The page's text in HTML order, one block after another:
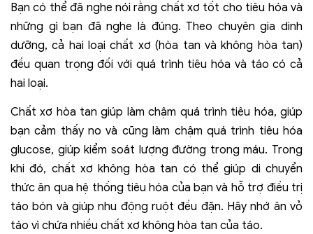
Bạn có thể đã nghe nói rằng chất xơ tốt cho tiêu hóa và
những gì bạn đã nghe là đúng. Theo chuyên gia dinh
dưỡng, cả hai loại chất xơ (hòa tan và không hòa tan)
đều quan trọng đối với quá trình tiêu hóa và táo có cả
hai loại.
Chất xơ hòa tan giúp làm chậm quá trình tiêu hóa, giúp
bạn cảm thấy no và cũng làm chậm quá trình tiêu hóa
glucose, giúp kiểm soát lượng đường trong máu. Trong
khi đó, chất xơ không hòa tan có thể giúp di chuyển
thức ăn qua hệ thống tiêu hóa của bạn và hỗ trợ điều trị
táo bón và giúp nhu động ruột đều đặn. Hãy nhớ ăn vỏ
táo vì chứa nhiều chất xơ không hòa tan của táo.